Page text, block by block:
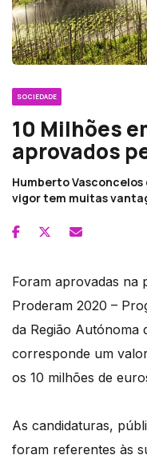
SOCIEDADE
10 Milhões
aprovados
Humberto
vigor tem muitas
Foram aprovadas na
Proderam 2020 –
da Região Autónoma
corresponde um
os 10 milhões de
As candidaturas,
foram referentes às